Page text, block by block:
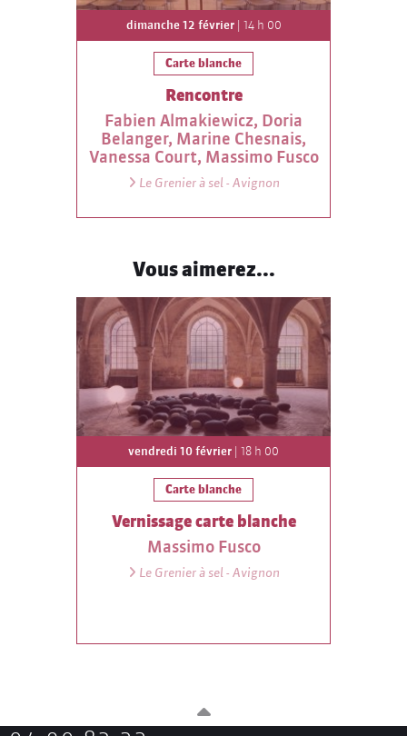
dimanche 12 février| 14 h 00
Carte blanche
Rencontre
Fabien Almakiewicz, Doria
Belanger, Marine Chesnais,
Vanessa Court, Massimo Fusco
Le Grenier à sel - Avignon
Vous aimerez...
vendredi 10 février | 18 h 00
Carte blanche
Vernissage carte blanche
Massimo Fusco
Le Grenier à sel - Avignon